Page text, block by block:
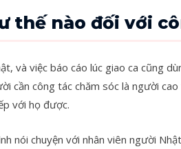
thế nào đối với
và việc báo cáo lúc giao ca cũng
cần công tác chăm sóc là người
với họ được.
nói chuyện với nhân viên người